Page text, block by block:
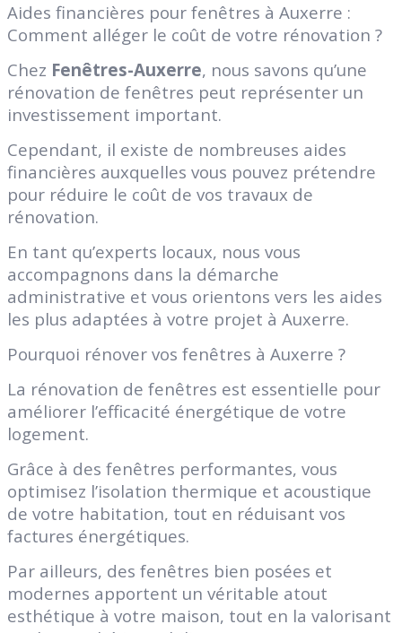
Aides financières pour fenêtres à Auxerre :
Comment alléger le coût de votre rénovation ?
Chez Fenêtres-Auxerre, nous savons qu’une
rénovation de fenêtres peut représenter un
investissement important.
Cependant, il existe de nombreuses aides
financières auxquelles vous pouvez prétendre
pour réduire le coût de vos travaux de
rénovation.
En tant qu’experts locaux, nous vous
accompagnons dans la démarche
administrative et vous orientons vers les aides
les plus adaptées à votre projet à Auxerre.
Pourquoi rénover vos fenêtres à Auxerre ?
La rénovation de fenêtres est essentielle pour
améliorer l’efficacité énergétique de votre
logement.
Grâce à des fenêtres performantes, vous
optimisez l’isolation thermique et acoustique
de votre habitation, tout en réduisant vos
factures énergétiques.
Par ailleurs, des fenêtres bien posées et
modernes apportent un véritable atout
esthétique à votre maison, tout en la valorisant